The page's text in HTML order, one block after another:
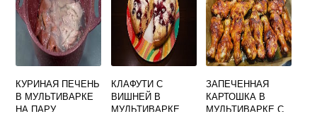
КУРИНАЯ ПЕЧЕНЬ
В МУЛЬТИВАРКЕ
НА ПАРУ
КЛАФУТИ С
ВИШНЕЙ В
МУЛЬТИВАРКЕ
ЗАПЕЧЕННАЯ
КАРТОШКА В
МУЛЬТИВАРКЕ С